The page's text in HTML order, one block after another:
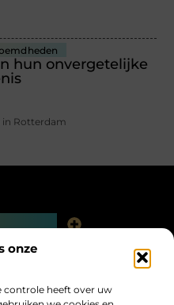
onze
controle heeft over uw
hun onvergetelijke
in Rotterdam